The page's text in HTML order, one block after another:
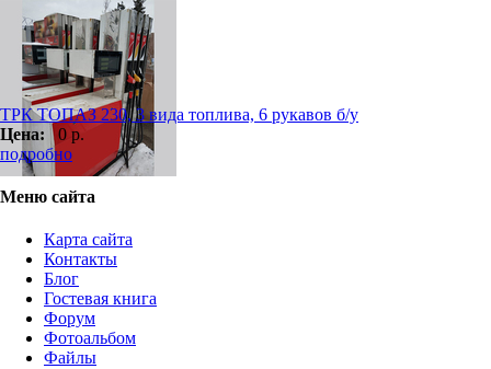
ТРК ТОПАЗ 230, 3 вида топлива, 6 рукавов б/у
Цена: 0 р.
подробно
Меню сайта
Карта сайта
Контакты
Блог
Гостевая книга
Форум
Фотоальбом
Файлы